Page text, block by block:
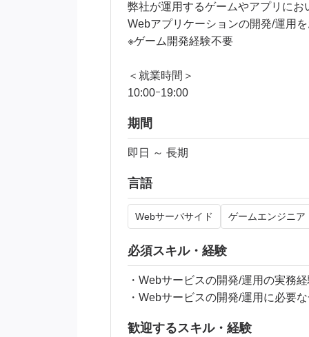
弊社が運用するゲームやアプリにお
Webアプリケーションの開発/運用を
※ゲーム開発経験不要
＜就業時間＞
10:00ｰ19:00
期間
即日 ～ 長期
言語
Webサーバサイド ゲームエンジニア
必須スキル・経験
・Webサービスの開発/運用の実務
・Webサービスの開発/運用に必要
歓迎するスキル・経験